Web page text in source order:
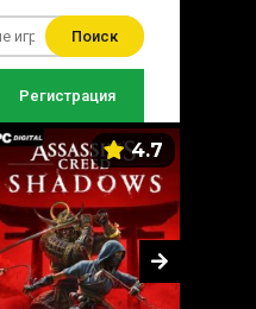
Поиск
Регистрация
4.7